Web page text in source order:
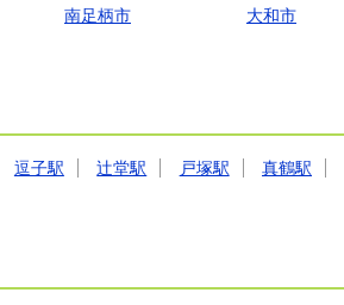
南足柄市
大和市
逗子駅 辻堂駅 戸塚駅
真鶴駅